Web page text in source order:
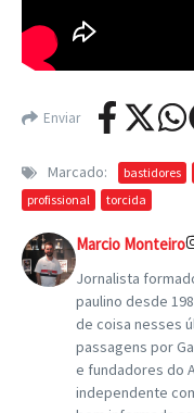
Enviar
Marcado: bastidores
profissional
torcida
Marcio Monteiro
Jornalista
paulino desde
de coisa nesses
passagens por
e fundadores do
independente